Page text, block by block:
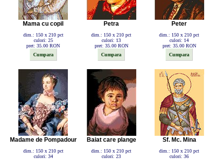
Mama cu copil
dim.: 150 x 210 pct
culori: 25
pret: 35.00 RON
Petra
dim.: 150 x 210 pct
culori: 13
pret: 35.00 RON
Peter
dim.: 150 x 210 pct
culori: 14
pret: 35.00 RON
Madame de Pompadour
dim.: 150 x 210 pct
culori: 34
Baiat care plange
dim.: 150 x 210 pct
culori: 23
Sf. Mc. Mina
dim.: 150 x 210 pct
culori: 36